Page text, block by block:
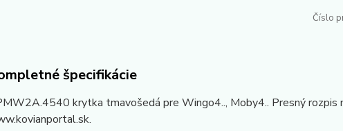
Číslo
špecifikácie
krytka tmavošedá pre Wingo4.., Moby4.. Presný rozpis